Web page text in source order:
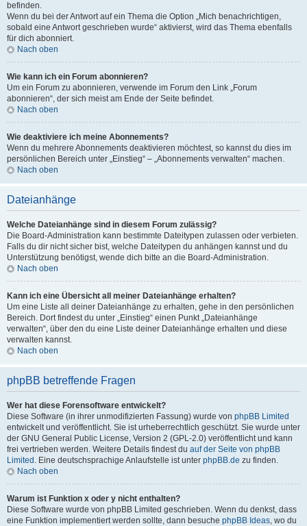
befinden.
Wenn du bei der Antwort auf ein Thema die Option „Mich benachrichtigen,
sobald eine Antwort geschrieben wurde“ aktivierst, wird das Thema ebenfalls
für dich abonniert.
Nach oben
Wie kann ich ein Forum abonnieren?
Um ein Forum zu abonnieren, verwende im Forum den Link „Forum
abonnieren“, der sich meist am Ende der Seite befindet.
Nach oben
Wie deaktiviere ich meine Abonnements?
Wenn du mehrere Abonnements deaktivieren möchtest, so kannst du dies im
persönlichen Bereich unter „Einstieg“ – „Abonnements verwalten“ machen.
Nach oben
Dateianhänge
Welche Dateianhänge sind in diesem Forum zulässig?
Die Board-Administration kann bestimmte Dateitypen zulassen oder verbieten.
Falls du dir nicht sicher bist, welche Dateitypen du anhängen kannst und du
Unterstützung benötigst, wende dich bitte an die Board-Administration.
Nach oben
Kann ich eine Übersicht all meiner Dateianhänge erhalten?
Um eine Liste all deiner Dateianhänge zu erhalten, gehe in den persönlichen
Bereich. Dort findest du unter „Einstieg“ einen Punkt „Dateianhänge
verwalten“, über den du eine Liste deiner Dateianhänge erhalten und diese
verwalten kannst.
Nach oben
phpBB betreffende Fragen
Wer hat diese Forensoftware entwickelt?
Diese Software (in ihrer unmodifizierten Fassung) wurde von phpBB Limited
entwickelt und veröffentlicht. Sie ist urheberrechtlich geschützt. Sie wurde unter
der GNU General Public License, Version 2 (GPL-2.0) veröffentlicht und kann
frei vertrieben werden. Weitere Details findest du auf der Seite von phpBB
Limited . Eine deutschsprachige Anlaufstelle ist unter phpBB.de zu finden.
Nach oben
Warum ist Funktion x oder y nicht enthalten?
Diese Software wurde von phpBB Limited geschrieben. Wenn du denkst, dass
eine Funktion implementiert werden sollte, dann besuche phpBB Ideas, wo du